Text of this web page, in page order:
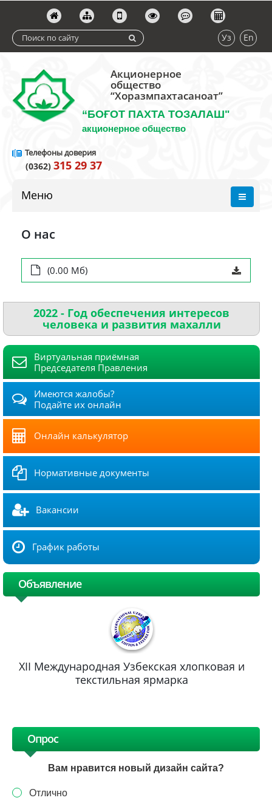
Уз En
Акционерное
общество
“Хоразмпахтасаноат”
“БОҒОТ ПАХТА ТОЗАЛАШ"
акционерное общество
Телефоны доверия
(0362) 315 29 37
Меню
О нас
(0.00 Мб)
2022 - Год обеспечения интересов
человека и развития махалли
Виртуальная приёмная
Председателя Правления
Имеются жалобы?
Подайте их онлайн
Онлайн калькулятор
Нормативные документы
Вакансии
График работы
Объявление
XII Международная Узбекская хлопковая и
текстильная ярмарка
Опрос
Вам нравится новый дизайн сайта?
Отлично